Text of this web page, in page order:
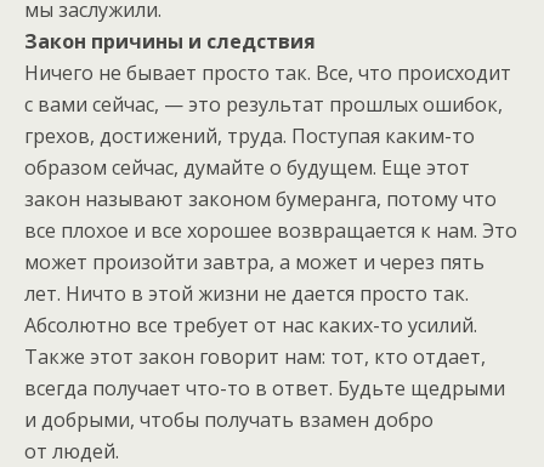
мы заслужили.
Закон причины и следствия
Ничего не бывает просто так. Все, что происходит
с вами сейчас, — это результат прошлых ошибок,
грехов, достижений, труда. Поступая каким-то
образом сейчас, думайте о будущем. Еще этот
закон называют законом бумеранга, потому что
все плохое и все хорошее возвращается к нам. Это
может произойти завтра, а может и через пять
лет. Ничто в этой жизни не дается просто так.
Абсолютно все требует от нас каких-то усилий.
Также этот закон говорит нам: тот, кто отдает,
всегда получает что-то в ответ. Будьте щедрыми
и добрыми, чтобы получать взамен добро
от людей.